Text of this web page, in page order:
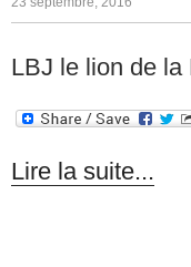
LBJ le lion de la
Lire la suite...